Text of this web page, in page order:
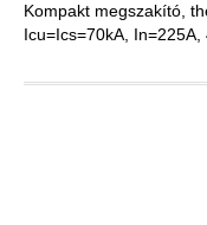
Kompakt megszakító,
Icu=Ics=70kA, In=225A,